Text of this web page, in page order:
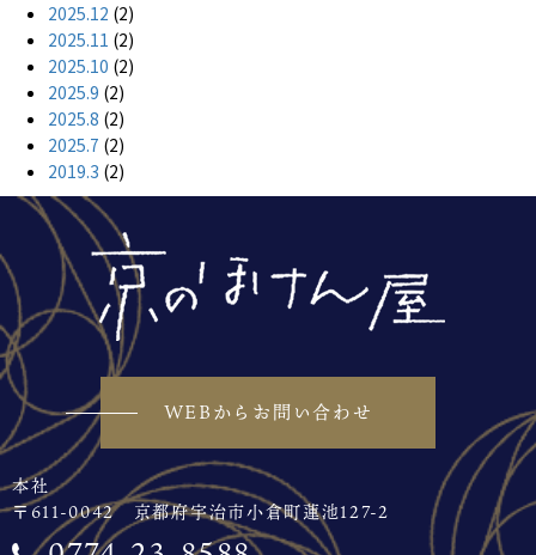
2025.12 (2)
2025.11 (2)
2025.10 (2)
2025.9 (2)
2025.8 (2)
2025.7 (2)
2019.3 (2)
WEBからお問い合わせ
本社
〒611-0042 京都府宇治市小倉町蓮池127-2